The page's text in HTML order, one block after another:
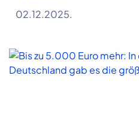
02.12.2025.